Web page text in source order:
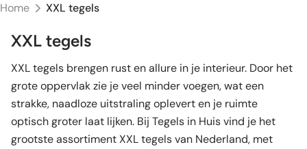
Home XXL tegels
XXL tegels
XXL tegels brengen rust en allure in je interieur. Door het
grote oppervlak zie je veel minder voegen, wat een
strakke, naadloze uitstraling oplevert en je ruimte
optisch groter laat lijken. Bij Tegels in Huis vind je het
grootste assortiment XXL tegels van Nederland, met